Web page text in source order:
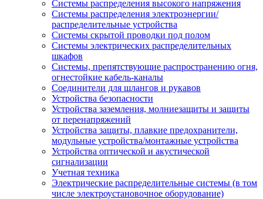
Системы распределения высокого напряжения
Системы распределения электроэнергии/
распределительные устройства
Системы скрытой проводки под полом
Системы электрических распределительных
шкафов
Системы, препятствующие распространению огня,
огнестойкие кабель-каналы
Соединители для шлангов и рукавов
Устройства безопасности
Устройства заземления, молниезащиты и защиты
от перенапряжений
Устройства защиты, плавкие предохранители,
модульные устройства/монтажные устройства
Устройства оптической и акустической
сигнализации
Учетная техника
Электрические распределительные системы (в том
числе электроустановочное оборудование)